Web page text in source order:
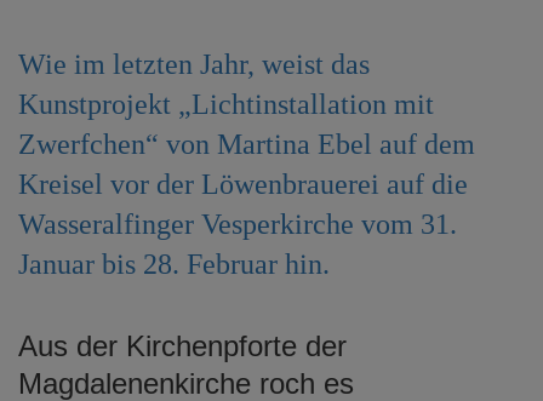
Wie im letzten Jahr, weist das
Kunstprojekt „Lichtinstallation mit
Zwerfchen“ von Martina Ebel auf dem
Kreisel vor der Löwenbrauerei auf die
Wasseralfinger Vesperkirche vom 31.
Januar bis 28. Februar hin.
Aus der Kirchenpforte der
Magdalenenkirche roch es